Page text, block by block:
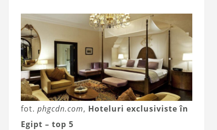
fot. phgcdn.com, Hoteluri exclusiviste în
Egipt – top 5